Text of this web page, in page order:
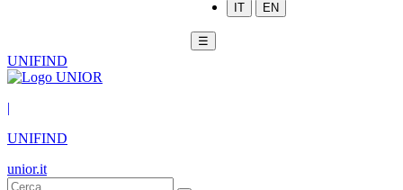
IT EN
☰
UNIFIND
|
UNIFIND
unior.it